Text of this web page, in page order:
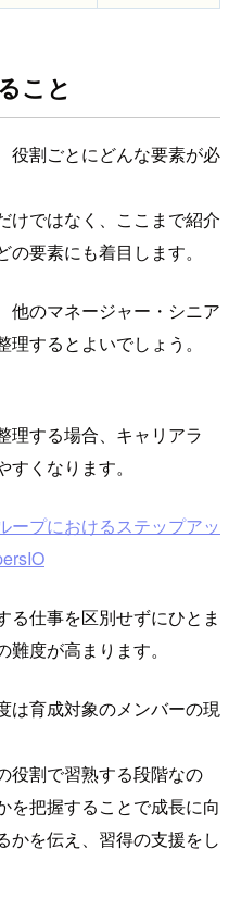
こと
役割ごとにどんな要素が必
けではなく、ここまで紹介
要素にも着目します。
他のマネージャー・シニア
するとよいでしょう。
理する場合、キャリアラ
くなります。
ープにおけるステップアッ
る仕事を区別せずにひとま
度が高まります。
は育成対象のメンバーの現
役割で習熟する段階なの
を把握することで成長に向
かを伝え、習得の支援をし